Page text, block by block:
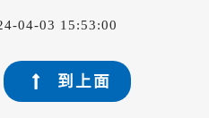
04-03 15:53:00
到上面